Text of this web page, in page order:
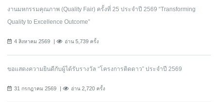
งานมหกรรมคุณภาพ (Quality Fair) ครั้งที่ 25 ประจำปี 2569 “Transforming
Quality to Excellence Outcome”
4 สิงหาคม 2569 อ่าน 5,739 ครั้ง
ขอแสดงความยินดีกับผู้ได้รับรางวัล “โครงการติดดาว” ประจำปี 2569
31 กรกฎาคม 2569 อ่าน 2,720 ครั้ง